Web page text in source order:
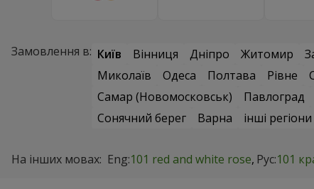
Замовлення в: Київ Вінниця Дніпро Житомир
Миколаїв
Одеса Полтава Рівне
Самар (Новомосковськ)
Павлоград
Сонячний берег
Варна інші регіони
На інших мовах: Eng:101 red and white rose Рус:101